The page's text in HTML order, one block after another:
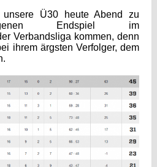
Ü30 heute Abend zu
Endspiel im
Verbandsliga kommen, denn
ihrem ärgsten Verfolger, dem